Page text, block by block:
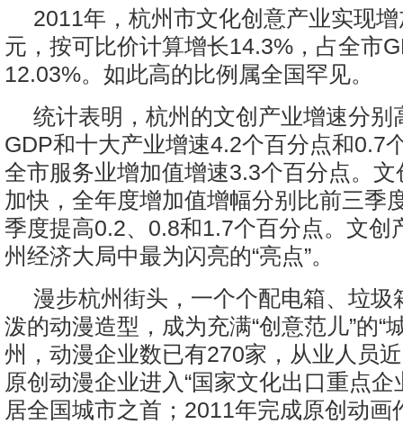
2011年，杭州市文化创意产业实现
元，按可比价计算增长14.3%，占全市
12.03%。如此高的比例属全国罕见。
统计表明，杭州的文创产业增速分别
GDP和十大产业增速4.2个百分点和0.7
全市服务业增加值增速3.3个百分点。
加快，全年度增加值增幅分别比前三季
季度提高0.2、0.8和1.7个百分点。文创
州经济大局中最为闪亮的“亮点”。
漫步杭州街头，一个个配电箱、垃圾
泼的动漫造型，成为充满“创意范儿”的“
州，动漫企业数已有270家，从业人员
原创动漫企业进入“国家文化出口重点企
居全国城市之首；2011年完成原创动画